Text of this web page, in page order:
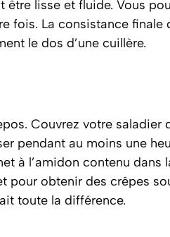
lisse et fluide. Vous
fois. La consistance finale
le dos d’une cuillère.
Couvrez votre saladier
pendant au moins une
à l’amidon contenu dans
pour obtenir des crêpes
toute la différence.